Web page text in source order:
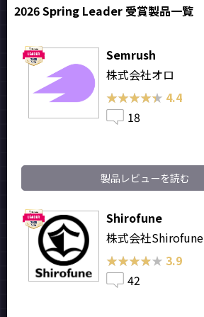
2026 Spring Leader 受賞製品一覧
Semrush
株式会社オロ
★★★★★
★★★★★ 4.4
18
製品レビューを読む
Shirofune
株式会社Shirofune
★★★★★
★★★★★ 3.9
42